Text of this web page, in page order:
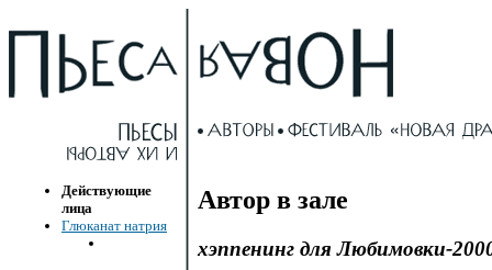
Действующие
лица
Глюканат натрия
Автор в зале
хэппенинг для Любимовки-